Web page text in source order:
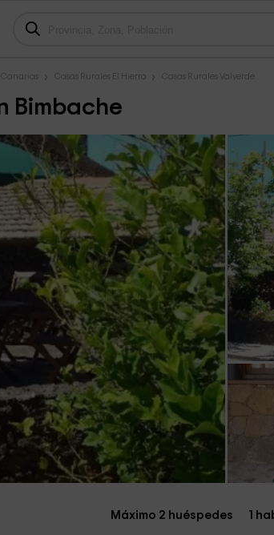
Casas Rurales El Hierro Casas Rurales Valverde
Bimbache
Máximo 2 huéspedes 1